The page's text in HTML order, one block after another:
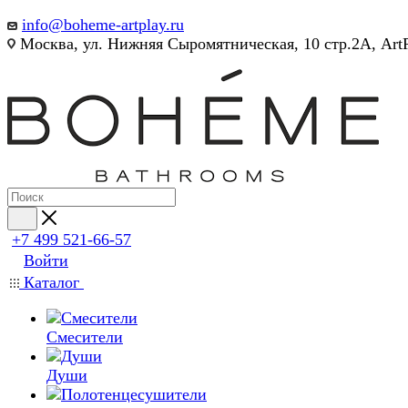
info@boheme-artplay.ru
Москва, ул. Нижняя Сыромятническая, 10 стр.2А,
+7 499 521-66-57
Войти
Каталог
Смесители
Души